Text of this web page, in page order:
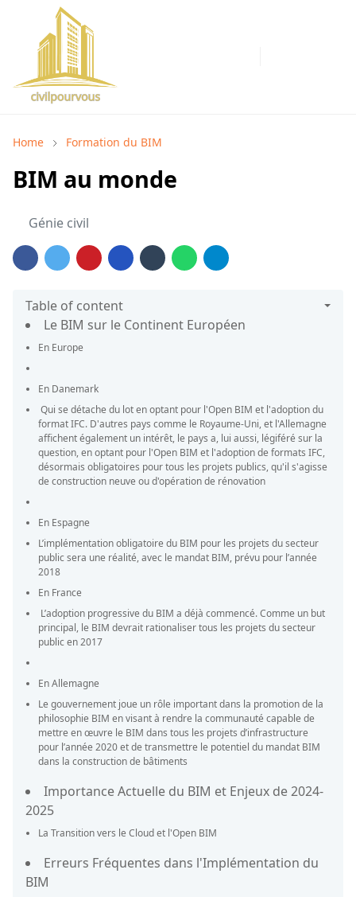
Home Formation du BIM
BIM au monde
Génie civil
Table of content
Le BIM sur le Continent Européen
En Europe
En Danemark
Qui se détache du lot en optant pour l'Open BIM et l'adoption du
format IFC. D'autres pays comme le Royaume-Uni, et l'Allemagne
affichent également un intérêt, le pays a, lui aussi, légiféré sur la
question, en optant pour l'Open BIM et l'adoption de formats IFC,
désormais obligatoires pour tous les projets publics, qu'il s'agisse
de construction neuve ou d'opération de rénovation
En Espagne
L’implémentation obligatoire du BIM pour les projets du secteur
public sera une réalité, avec le mandat BIM, prévu pour l’année
2018
En France
L’adoption progressive du BIM a déjà commencé. Comme un but
principal, le BIM devrait rationaliser tous les projets du secteur
public en 2017
En Allemagne
Le gouvernement joue un rôle important dans la promotion de la
philosophie BIM en visant à rendre la communauté capable de
mettre en œuvre le BIM dans tous les projets d’infrastructure
pour l’année 2020 et de transmettre le potentiel du mandat BIM
dans la construction de bâtiments
Importance Actuelle du BIM et Enjeux de 2024-
2025
La Transition vers le Cloud et l'Open BIM
Erreurs Fréquentes dans l'Implémentation du
BIM